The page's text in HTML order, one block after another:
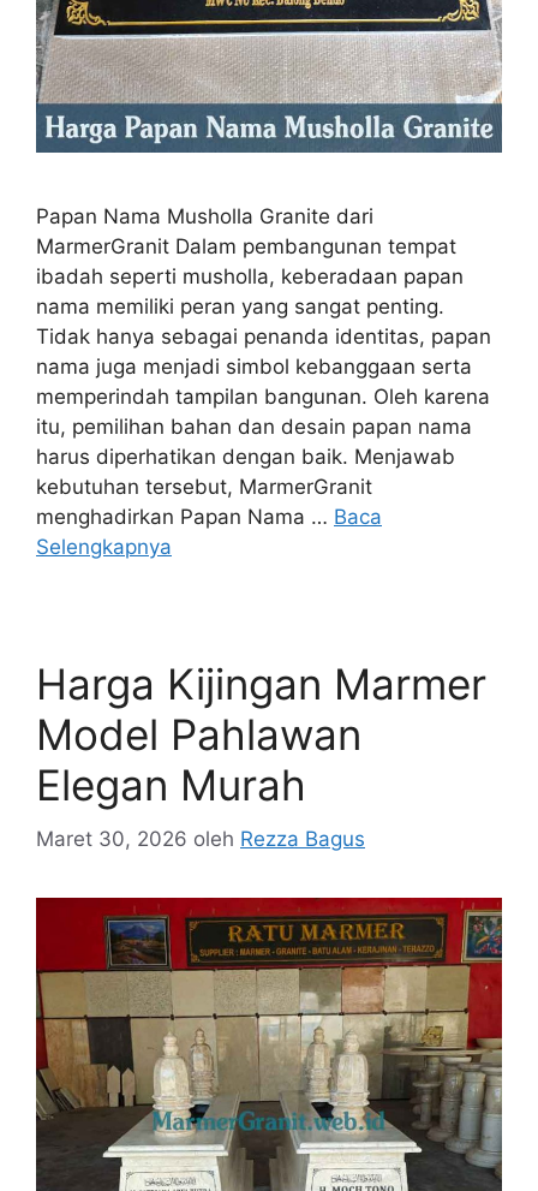
Papan Nama Musholla Granite dari
MarmerGranit Dalam pembangunan tempat
ibadah seperti musholla, keberadaan papan
nama memiliki peran yang sangat penting.
Tidak hanya sebagai penanda identitas, papan
nama juga menjadi simbol kebanggaan serta
memperindah tampilan bangunan. Oleh karena
itu, pemilihan bahan dan desain papan nama
harus diperhatikan dengan baik. Menjawab
kebutuhan tersebut, MarmerGranit
menghadirkan Papan Nama … Baca
Selengkapnya
Harga Kijingan Marmer
Model Pahlawan
Elegan Murah
Maret 30, 2026 oleh Rezza Bagus